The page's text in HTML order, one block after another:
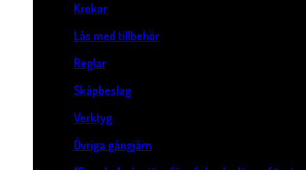
Krokar
Lås med tillbehör
Reglar
Skåpbeslag
Verktyg
Övriga gångjärn